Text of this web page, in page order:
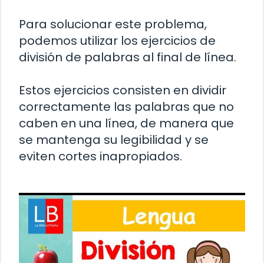
Para solucionar este problema,
podemos utilizar los ejercicios de
división de palabras al final de línea.
Estos ejercicios consisten en dividir
correctamente las palabras que no
caben en una línea, de manera que
se mantenga su legibilidad y se
eviten cortes inapropiados.